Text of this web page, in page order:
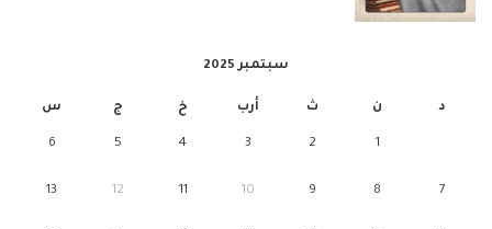
سبتمبر 2025
د ن ث أرب خ ج س
1
2
3
4
5
6
7
8
9
10
11
12
13